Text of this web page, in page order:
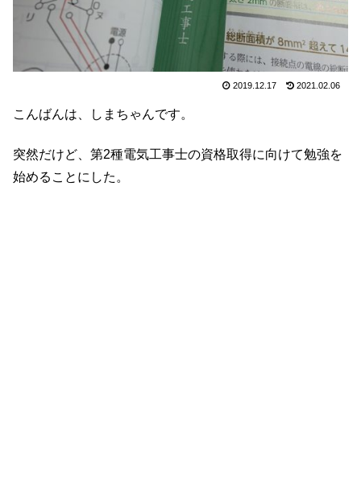
2019.12.17 2021.02.06
こんばんは、しまちゃんです。
突然だけど、第2種電気工事士の資格取得に向けて勉強を
始めることにした。